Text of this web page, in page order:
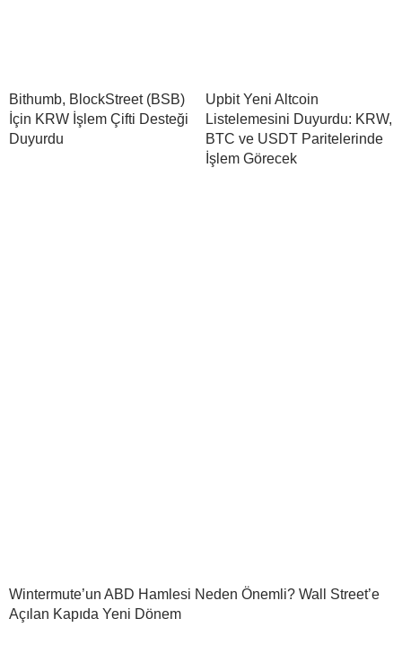
Bithumb, BlockStreet (BSB)
İçin KRW İşlem Çifti Desteği
Duyurdu
Upbit Yeni Altcoin
Listelemesini Duyurdu: KRW,
BTC ve USDT Paritelerinde
İşlem Görecek
Wintermute’un ABD Hamlesi Neden Önemli? Wall Street’e
Açılan Kapıda Yeni Dönem